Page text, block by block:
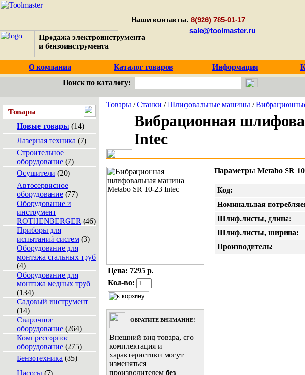
Продажа электроинструмента
и бензоинструмента
Наши контакты: 8(926) 785-01-17
sale@toolmaster.ru
О компании Каталог товаров Информация
Поиск по каталогу:
Товары
Новые товары (14)
Лазерная техника (7)
Строительное
оборудование (7)
Осушители (20)
Автосервисное
оборудование (77)
Оборудование и
инструмент
ROTHENBERGER (46)
Приборы для
испытаний систем (3)
Оборудование для
монтажа стальных труб
(4)
Оборудование для
монтажа медных труб
(134)
Садовый инструмент
(14)
Сварочное
оборудование (264)
Компрессорное
оборудование (275)
Бензотехника (85)
Насосы (7)
Товары /Станки /Шлифовальные машины /
Вибрационная
Intec
Цена: 7295 р.
Кол-во:
ОБРАТИТЕ ВНИМАНИЕ!
Внешний вид товара, его
комплектация и
характеристики могут
изменяться
производителем без
Параметры Metabo SR
Код:
Номинальная
Шлиф.листы, длина:
Шлиф.листы, ширина:
Производитель: